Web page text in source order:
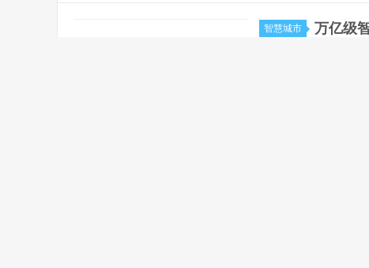
智慧城市 万亿级